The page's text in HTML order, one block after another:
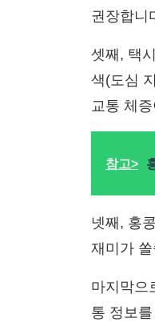
권장합니
셋째, 택
색(도심
교통 체
참고>
넷째, 홍
재미가
마지막으
통 정보